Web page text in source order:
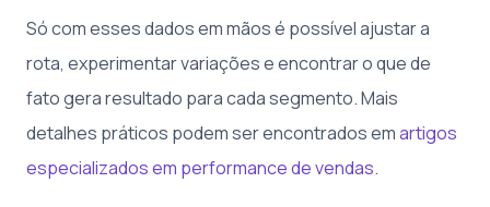
Só com esses dados em mãos é possível ajustar a
rota, experimentar variações e encontrar o que de
fato gera resultado para cada segmento. Mais
detalhes práticos podem ser encontrados emartigos
especializados em performance de vendas.